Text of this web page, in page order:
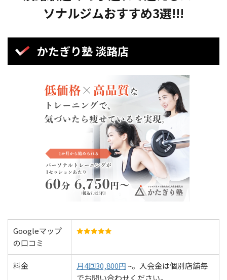
ソナルジムおすすめ3選!!!
かたぎり塾 淡路店
Googleマップ
の口コミ
料金 月4回30,800円 ~。入会金は個別店舗毎
でお問い合わせください。